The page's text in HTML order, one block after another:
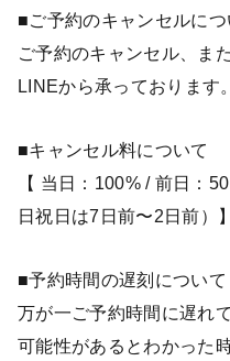
■ご予約のキャンセルにつ
ご予約のキャンセル、ま
LINEから承っております。
■キャンセル料について
【 当日：100% / 前日：
日祝日は7日前〜2日前）】
■予約時間の遅刻について
万が一ご予約時間に遅れ
可能性があるとわかった